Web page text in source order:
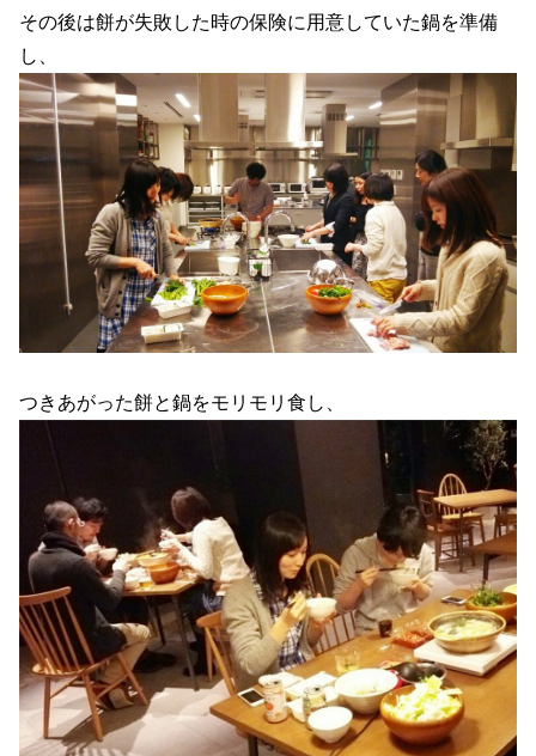
その後は餅が失敗した時の保険に用意していた鍋を準備
し、
つきあがった餅と鍋をモリモリ食し、